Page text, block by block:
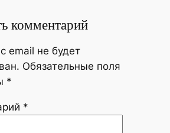
комментарий
email не будет
Обязательные поля
*
*